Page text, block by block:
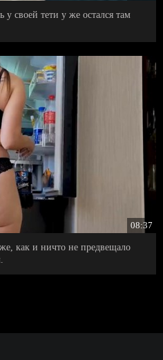
своей тети у же остался там
08:37
как и ничто не предвещало